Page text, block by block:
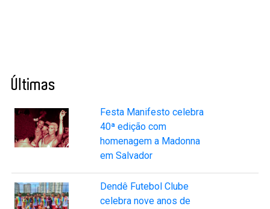
Últimas
Festa Manifesto celebra
40ª edição com
homenagem a Madonna
em Salvador
Dendê Futebol Clube
celebra nove anos de